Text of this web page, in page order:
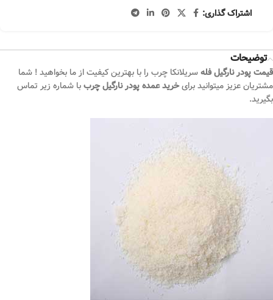
اشتراک گذاری:
توضیحات
قیمت پودر نارگیل فلهسریلانکا چرب را با بهترین کیفیت از ما بخواهید ! شما
مشتریان عزیز میتوانید برایخرید عمده پودر نارگیل چرببا شماره زیر تماس
بگیرید.